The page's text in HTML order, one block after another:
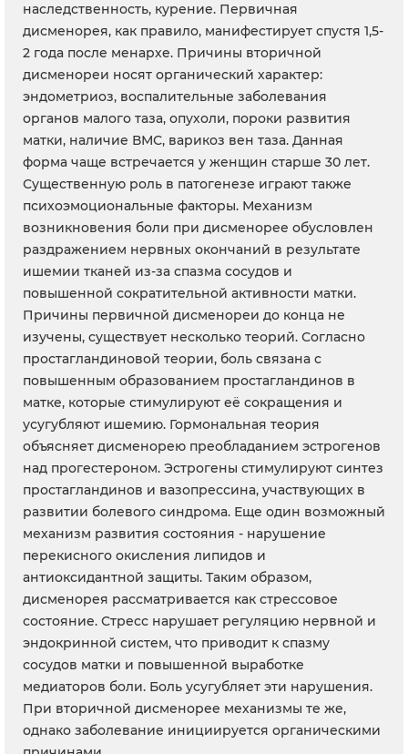
наследственность, курение. Первичная
дисменорея, как правило, манифестирует спустя 1,5-
2 года после менархе. Причины вторичной
дисменореи носят органический характер:
эндометриоз, воспалительные заболевания
органов малого таза, опухоли, пороки развития
матки, наличие ВМС, варикоз вен таза. Данная
форма чаще встречается у женщин старше 30 лет.
Существенную роль в патогенезе играют также
психоэмоциональные факторы. Механизм
возникновения боли при дисменорее обусловлен
раздражением нервных окончаний в результате
ишемии тканей из-за спазма сосудов и
повышенной сократительной активности матки.
Причины первичной дисменореи до конца не
изучены, существует несколько теорий. Согласно
простагландиновой теории, боль связана с
повышенным образованием простагландинов в
матке, которые стимулируют её сокращения и
усугубляют ишемию. Гормональная теория
объясняет дисменорею преобладанием эстрогенов
над прогестероном. Эстрогены стимулируют синтез
простагландинов и вазопрессина, участвующих в
развитии болевого синдрома. Еще один возможный
механизм развития состояния - нарушение
перекисного окисления липидов и
антиоксидантной защиты. Таким образом,
дисменорея рассматривается как стрессовое
состояние. Стресс нарушает регуляцию нервной и
эндокринной систем, что приводит к спазму
сосудов матки и повышенной выработке
медиаторов боли. Боль усугубляет эти нарушения.
При вторичной дисменорее механизмы те же,
однако заболевание инициируется органическими